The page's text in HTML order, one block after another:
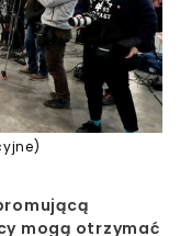
mogą otrzymać